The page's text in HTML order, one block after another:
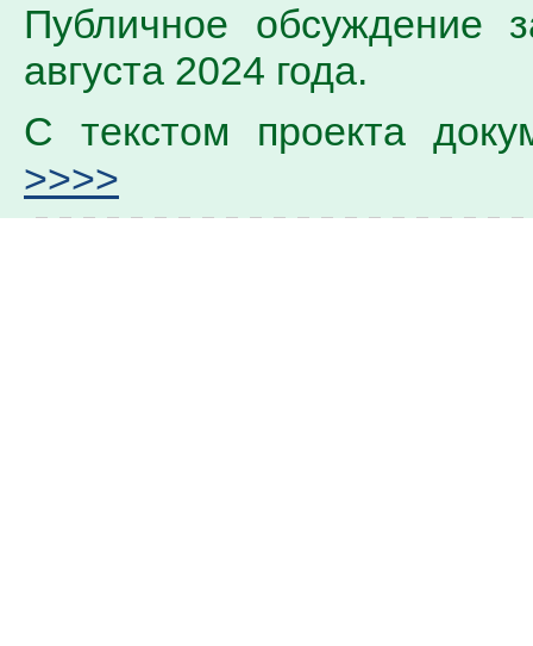
Публичное обсуждение
августа 2024 года.
С текстом проекта
>>>>